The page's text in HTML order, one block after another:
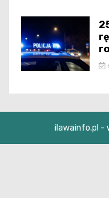
ilawainfo.pl -